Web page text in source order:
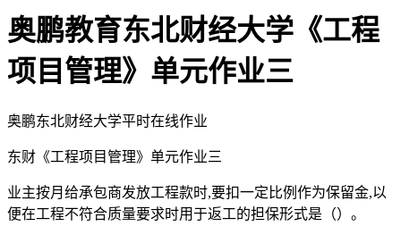
奥鹏教育东北财经大学《工程
项目管理》单元作业三
奥鹏东北财经大学平时在线作业
东财《工程项目管理》单元作业三
业主按月给承包商发放工程款时,要扣一定比例作为保留金,以
便在工程不符合质量要求时用于返工的担保形式是（）。